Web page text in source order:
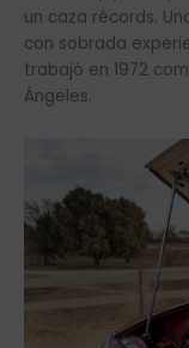
un caza récords.
con sobrada
trabajó en 1972
Ángeles.